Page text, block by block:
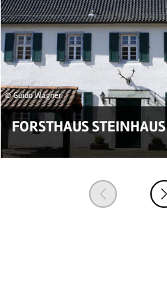
© Guido Wagner
FORSTHAUS STEINHAUS